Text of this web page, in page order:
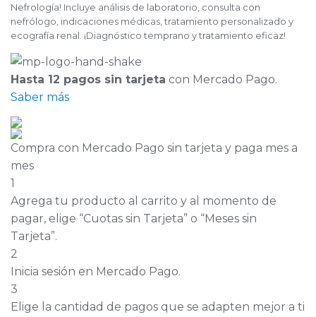
Nefrología! Incluye análisis de laboratorio, consulta con
nefrólogo, indicaciones médicas, tratamiento personalizado y
ecografía renal. ¡Diagnóstico temprano y tratamiento eficaz!
Hasta 12 pagos sin tarjeta con Mercado Pago.
Saber más
Compra con Mercado Pago sin tarjeta y paga mes a
mes
1
Agrega tu producto al carrito y al momento de
pagar, elige “Cuotas sin Tarjeta” o “Meses sin
Tarjeta”.
2
Inicia sesión en Mercado Pago.
3
Elige la cantidad de pagos que se adapten mejor a ti